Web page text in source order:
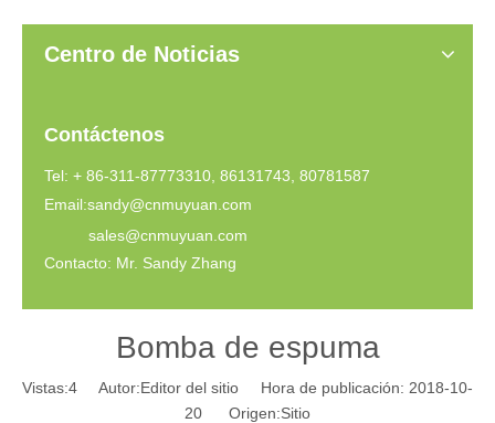
Centro de Noticias
Contáctenos
Tel: + 86-311-87773310, 86131743, 80781587
Email:sandy@cnmuyuan.com
sales@cnmuyuan.com
Contacto: Mr. Sandy Zhang
Bomba de espuma
Vistas:4 Autor:Editor del sitio Hora de publicación: 2018-10-
20 Origen:Sitio